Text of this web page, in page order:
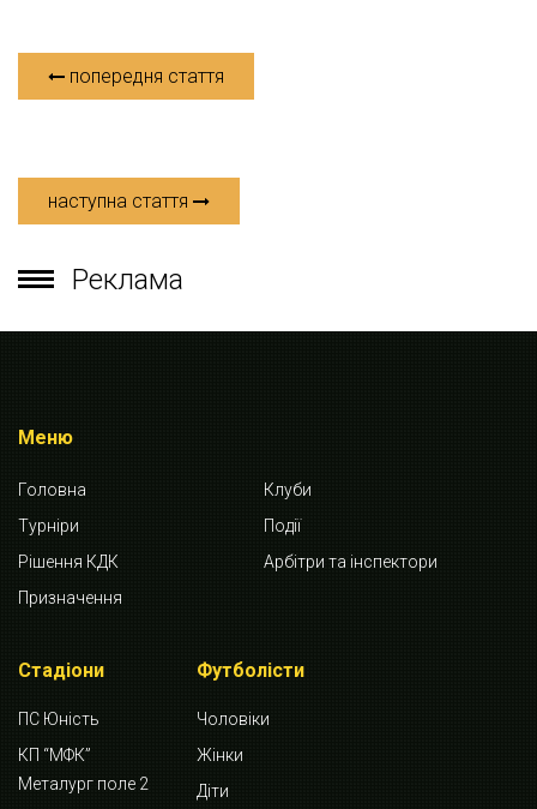
попередня стаття
наступна стаття
Реклама
Меню
Головна
Клуби
Турніри
Події
Рішення КДК
Арбітри та інспектори
Призначення
Стадіони
ПС Юність
КП “МФК”
Металург поле 2
Футболісти
Чоловіки
Жінки
Діти